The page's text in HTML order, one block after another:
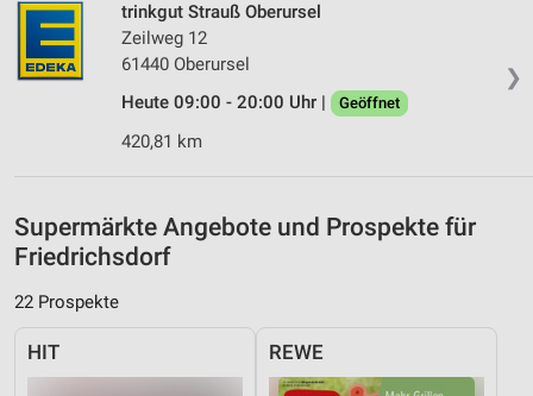
❯
trinkgut Strauß Oberursel
Zeilweg 12
61440 Oberursel
Heute 09:00 - 20:00 Uhr |
Geöffnet
420,81 km
Supermärkte Angebote und Prospekte für
Friedrichsdorf
22 Prospekte
HIT REWE